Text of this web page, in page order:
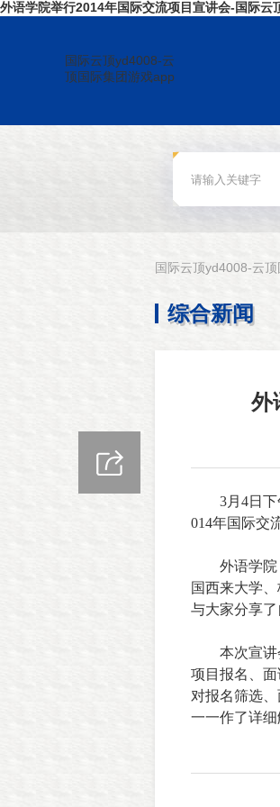
外语学院举行2014年国际交流项目宣讲会-国际云
国际云顶yd4008-云
顶国际集团游戏app
国际云顶yd4008-云
综合新闻
外
3月 4日
014年国际交
外语学
国西来大学
与大家分享了
本次宣
项目报名、
对报名筛选
一一作了详细